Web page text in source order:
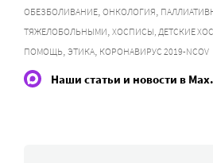
ОБЕЗБОЛИВАНИЕ, ОНКОЛОГИЯ,
ТЯЖЕЛОБОЛЬНЫМИ, ХОСПИСЫ, ДЕТСКИЕ
ПОМОЩЬ, ЭТИКА, КОРОНАВИРУС 2019-NCOV
Наши статьи и новости в